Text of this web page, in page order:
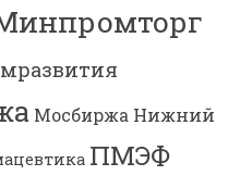
Мосбиржа Нижний
ПМЭФ